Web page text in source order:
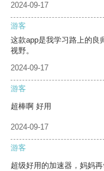
2024-09-17
游客
这款app是我学习路上的良
视野。
2024-09-17
游客
超棒啊 好用
2024-09-17
游客
超级好用的加速器，妈妈